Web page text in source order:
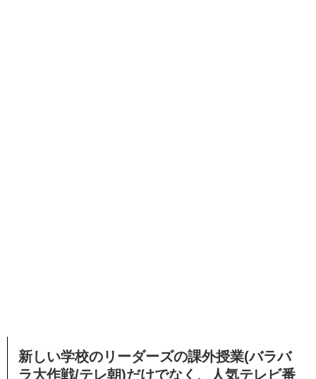
新しい学校のリーダーズの課外授業(バラバ
ラ大作戦/テレ朝)だけでなく、
人気テレビ番